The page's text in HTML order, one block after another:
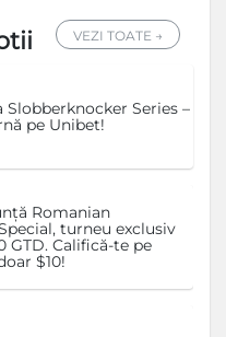
VEZI TOATE →
Slobberknocker Series –
pe Unibet!
Romanian
turneu exclusiv
GTD. Califică-te pe
$10!